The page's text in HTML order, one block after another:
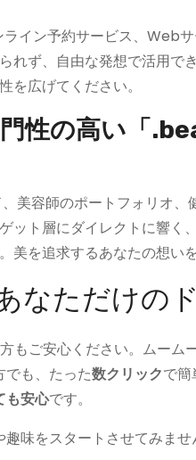
イン予約サービス、Webサ
れず、自由な発想で活用で
を広げてください。
性の高い「
美容師のポートフォリオ、
ット層にダイレクトに響く、
美を追求するあなたの想い
なただけの
もご安心ください。ムーム
も、たった数クリックで
も安心です。
味をスタートさせてみま